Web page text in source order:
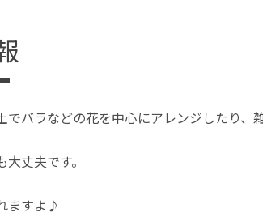
バラなどの花を中心にアレンジしたり、
丈夫です。
ますよ♪